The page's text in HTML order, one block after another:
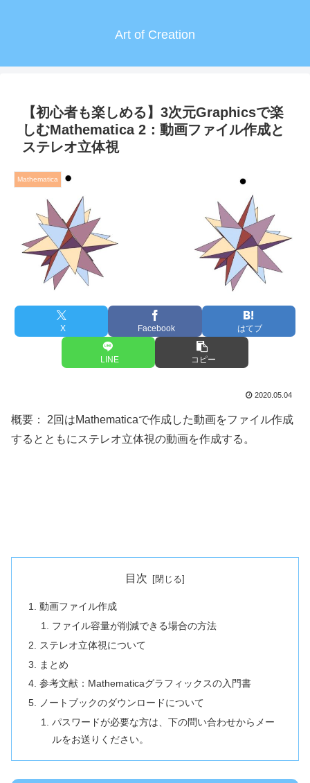
Art of Creation
【初心者も楽しめる】3次元Graphicsで楽
しむMathematica 2：動画ファイル作成と
ステレオ立体視
Mathematica
X Facebook はてブ
LINE コピー
2020.05.04
概要： 2回はMathematicaで作成した動画をファイル作成
するとともにステレオ立体視の動画を作成する。
目次
動画ファイル作成
ファイル容量が削減できる場合の方法
ステレオ立体視について
まとめ
参考文献：Mathematicaグラフィックスの入門書
ノートブックのダウンロードについて
パスワードが必要な方は、下の問い合わせからメー
ルをお送りください。